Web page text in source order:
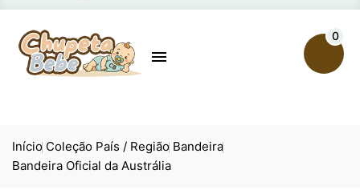

0
Início Coleção País / Região Bandeira
Bandeira Oficial da Austrália